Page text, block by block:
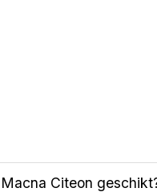
Citeon